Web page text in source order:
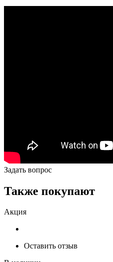
Задать вопрос
Также покупают
Акция
Оставить отзыв